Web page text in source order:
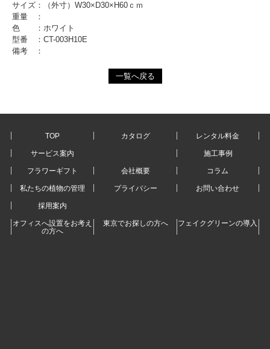
サイズ：（外寸）W30×D30×H60ｃｍ
重量 ：
色 ：ホワイト
型番 ：CT-003H10E
備考 ：
一覧へ戻る
TOP カタログ レンタル料金
サービス案内 施工事例
フラワーギフト 会社概要 コラム
私たちの植物の管理 プライバシー お問い合わせ
採用案内
オフィスへ設置をお考え
の方へ
東京でお探しの方へ フェイクグリーンの導入